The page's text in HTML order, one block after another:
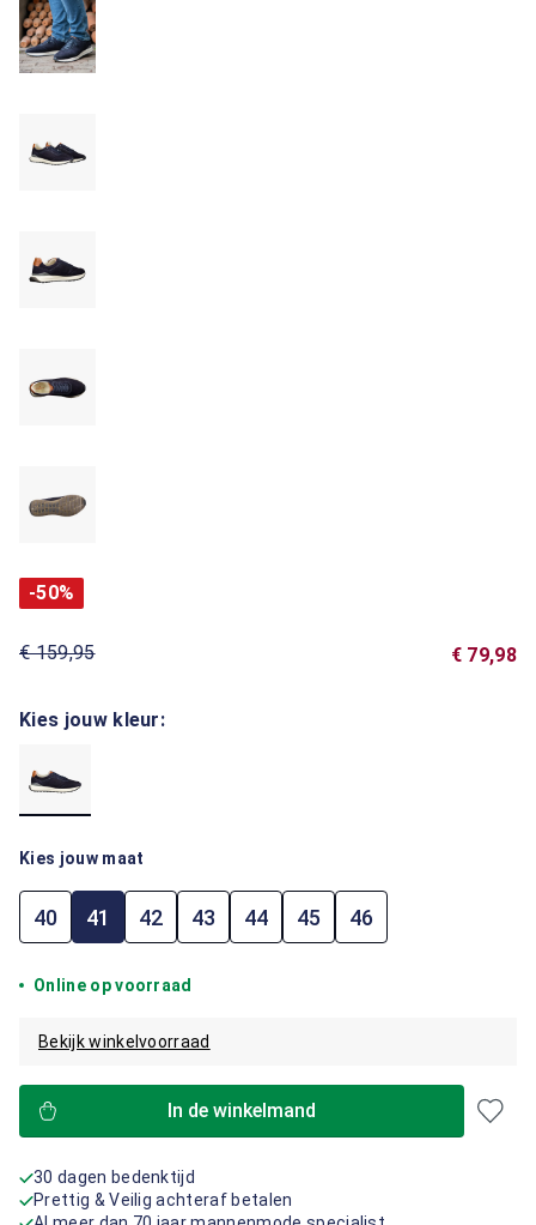
-50%
€ 159,95 € 79,98
Kies jouw kleur:
Kies jouw maat
40 41 42 43 44 45 46
Online op voorraad
Bekijk winkelvoorraad
In de winkelmand
30 dagen bedenktijd
Prettig & Veilig achteraf betalen